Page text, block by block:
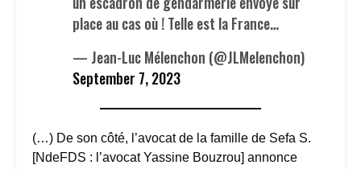
place au cas où ! Telle est la France…
— Jean-Luc Mélenchon (@JLMelenchon)
September 7, 2023
(…) De son côté, l’avocat de la famille de Sefa S.
[NdeFDS : l’avocat Yassine Bouzrou] annonce